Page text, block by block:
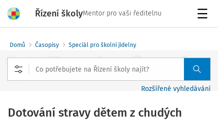
Řízení školyMentor pro vaši ředitelnu
Domů Časopisy Speciál pro školní jídelny
Rozšířené vyhledávání
Dotování stravy dětem z chudých